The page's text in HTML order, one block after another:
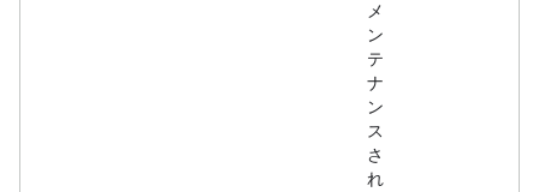
メ
ン
テ
ナ
ン
ス
さ
れ